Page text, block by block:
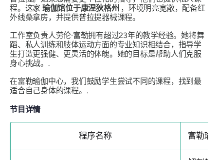
程。这家 瑜伽馆位于康涅狄格州 ，环境明亮宽敞，配备红
外线桑拿房，并提供普拉提器械课程。
工作室负责人劳伦·富勒拥有超过23年的教学经验。她将舞
蹈、私人训练和肢体运动方面的专业知识相结合，指导学
生打造更强健、更灵活的体魄。她的目标是帮助人们克服
身心挑战。.
在富勒瑜伽中心，我们鼓励学生尝试不同的课程，找到最
适合自己身体的课程。.
节目详情
程序名称 富勒瑜